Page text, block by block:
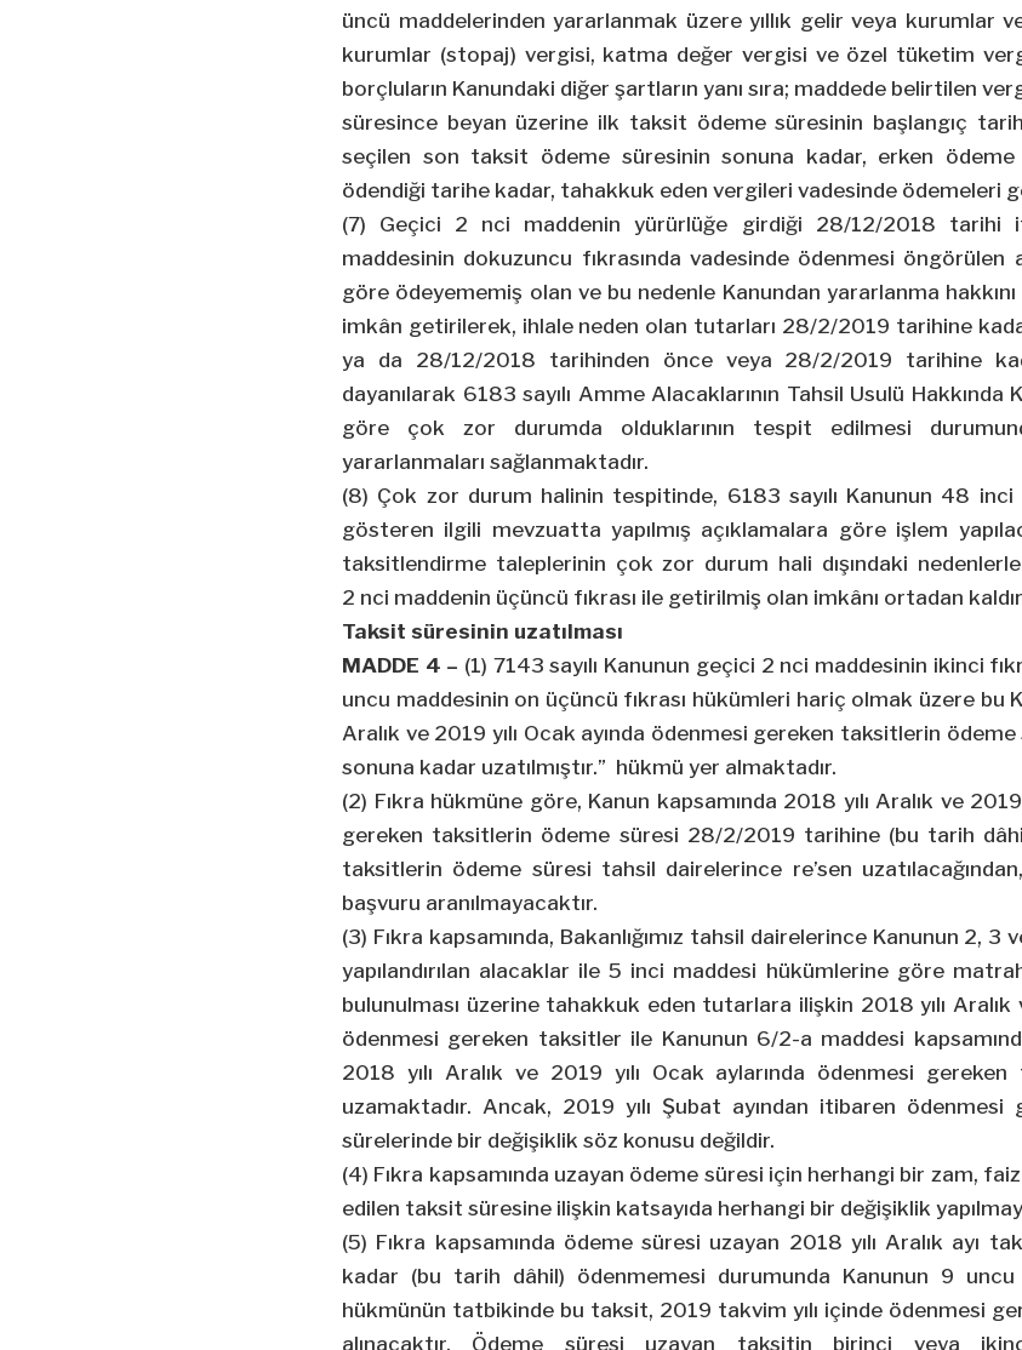
üncü maddelerinden yararlanmak üzere yıllık gelir veya kurumlar
kurumlar (stopaj) vergisi, katma değer vergisi ve özel tüketim
borçluların Kanundaki diğer şartların yanı sıra; maddede belirtilen
süresince beyan üzerine ilk taksit ödeme süresinin başlangıç
seçilen son taksit ödeme süresinin sonuna kadar, erken
ödendiği tarihe kadar, tahakkuk eden vergileri vadesinde ödemeleri
(7) Geçici 2 nci maddenin yürürlüğe girdiği 28/12/2018 tarihi
maddesinin dokuzuncu fıkrasında vadesinde ödenmesi öngörülen
göre ödeyememiş olan ve bu nedenle Kanundan yararlanma
imkân getirilerek, ihlale neden olan tutarları 28/2/2019 tarihine
ya da 28/12/2018 tarihinden önce veya 28/2/2019 tarihine
dayanılarak 6183 sayılı Amme Alacaklarının Tahsil Usulü
göre çok zor durumda olduklarının tespit edilmesi
yararlanmaları sağlanmaktadır.
(8) Çok zor durum halinin tespitinde, 6183 sayılı Kanunun 48 inci
gösteren ilgili mevzuatta yapılmış açıklamalara göre işlem
taksitlendirme taleplerinin çok zor durum hali dışındaki
2 nci maddenin üçüncü fıkrası ile getirilmiş olan imkânı ortadan
Taksit süresinin uzatılması
MADDE 4 – (1) 7143 sayılı Kanunun geçici 2 nci maddesinin ikinci
uncu maddesinin on üçüncü fıkrası hükümleri hariç olmak üzere bu
Aralık ve 2019 yılı Ocak ayında ödenmesi gereken taksitlerin ödeme
sonuna kadar uzatılmıştır.” hükmü yer almaktadır.
(2) Fıkra hükmüne göre, Kanun kapsamında 2018 yılı Aralık ve
gereken taksitlerin ödeme süresi 28/2/2019 tarihine (bu tarih
taksitlerin ödeme süresi tahsil dairelerince re’sen
başvuru aranılmayacaktır.
(3) Fıkra kapsamında, Bakanlığımız tahsil dairelerince Kanunun 2,
yapılandırılan alacaklar ile 5 inci maddesi hükümlerine göre
bulunulması üzerine tahakkuk eden tutarlara ilişkin 2018 yılı Aralık
ödenmesi gereken taksitler ile Kanunun 6/2-a maddesi
2018 yılı Aralık ve 2019 yılı Ocak aylarında ödenmesi
uzamaktadır. Ancak, 2019 yılı Şubat ayından itibaren
sürelerinde bir değişiklik söz konusu değildir.
(4) Fıkra kapsamında uzayan ödeme süresi için herhangi bir zam,
edilen taksit süresine ilişkin katsayıda herhangi bir değişiklik
(5) Fıkra kapsamında ödeme süresi uzayan 2018 yılı Aralık ayı
kadar (bu tarih dâhil) ödenmemesi durumunda Kanunun 9 uncu
hükmünün tatbikinde bu taksit, 2019 takvim yılı içinde ödenmesi
alınacaktır. Ödeme süresi uzayan taksitin birinci veya